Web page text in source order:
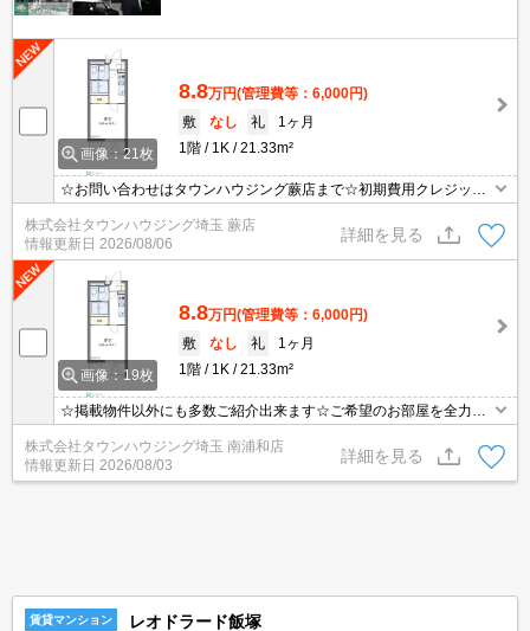
画像：21枚
8.8万円(管理費等：6,000円)
敷
なし 礼
1ヶ月
1階
1K 21.33m²
☆お問い合わせはタウンハウジング蕨店まで☆初期費用クレジット
決済相談☆オンラインでの内見・契約もお気軽にご相談ください！
株式会社タウンハウジング埼玉 蕨店
情報更新日 2026/08/06
詳細を見る
画像：19枚
8.8万円(管理費等：6,000円)
敷
なし 礼
1ヶ月
1階
1K 21.33m²
☆掲載物件以外にも多数ご紹介出来ます☆ご希望のお部屋を全力で
お探しさせて頂きます♪
株式会社タウンハウジング埼玉 南浦和店
情報更新日 2026/08/03
詳細を見る
賃貸マンション レオドラード飯塚